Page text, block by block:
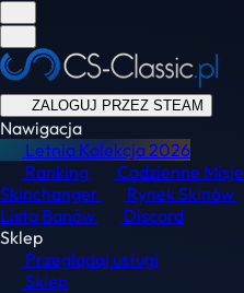
ZALOGUJ PRZEZ STEAM
Nawigacja
Letnia Kolekcja2026
Ranking
Codzienne Misje
Skinchanger
Rynek Skinów
Lista Banów
Discord
Sklep
Przeglądaj usługi
Sklep